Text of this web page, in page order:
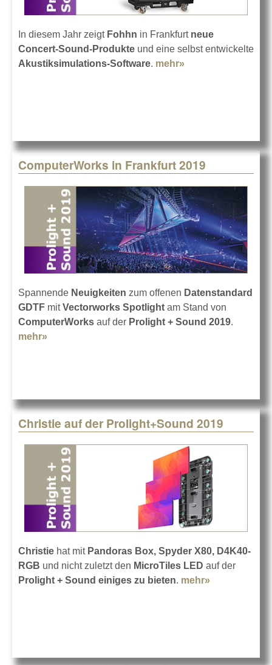
In diesem Jahr zeigt Fohhn in Frankfurt neue
Concert-Sound-Produkte und eine selbst entwickelte
Akustiksimulations-Software. mehr»
ComputerWorks in Frankfurt 2019
Spannende Neuigkeiten zum offenen Datenstandard
GDTF mitVectorworks Spotlight am Stand von
ComputerWorks auf der Prolight + Sound 2019.
mehr»
Christie auf der Prolight+Sound 2019
Christie hat mit Pandoras Box, Spyder X80, D4K40-
RGB und nicht zuletzt den MicroTiles LED auf der
Prolight + Sound einiges zu bieten. mehr»